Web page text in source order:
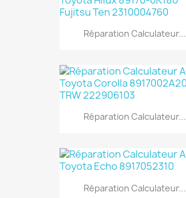
Réparation Calculateur...
Réparation Calculateur...
Réparation Calculateur...